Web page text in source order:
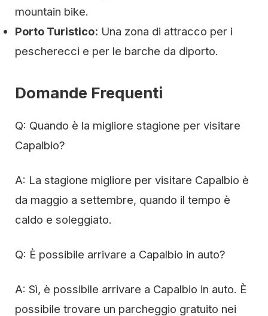
mountain bike.
Porto Turistico: Una zona di attracco per i
pescherecci e per le barche da diporto.
Domande Frequenti
Q: Quando è la migliore stagione per visitare
Capalbio?
A: La stagione migliore per visitare Capalbio è
da maggio a settembre, quando il tempo è
caldo e soleggiato.
Q: È possibile arrivare a Capalbio in auto?
A: Sì, è possibile arrivare a Capalbio in auto. È
possibile trovare un parcheggio gratuito nei